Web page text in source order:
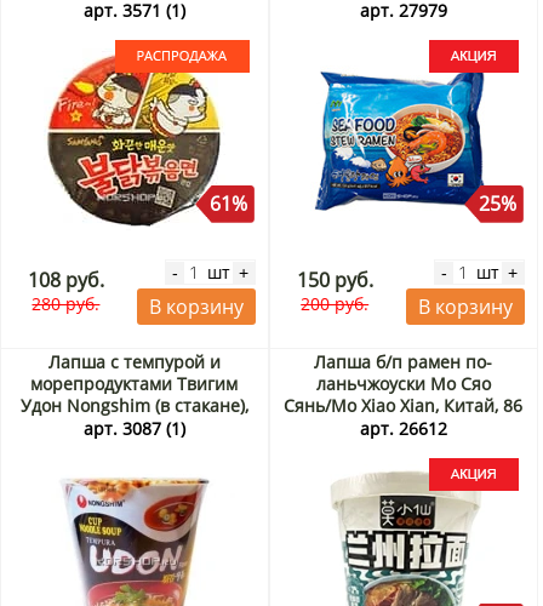
Распродажа
арт. 3571 (1)
61%
108 руб.
280 руб.
- шт +
В корзину
арт. 27979
25%
150 руб.
200 руб.
- шт +
В корзину
Лапша с темпурой и
морепродуктами Твигим
Удон Nongshim (в стакане),
Корея 62 г
арт. 3087 (1)
Лапша б/п рамен по-
ланьчжоуски Мо Сяо
Сянь/Mo Xiao Xian, Китай, 86
г Акция
арт. 26612